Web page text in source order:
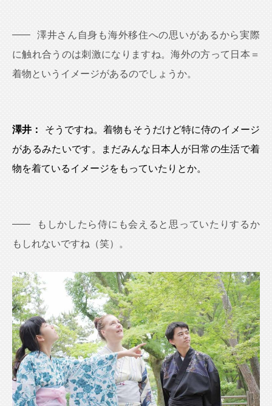
澤井さん自身も海外移住への思いがあるから実際
に触れ合うのは刺激になりますね。海外の方って日本＝
着物というイメージがあるのでしょうか。
澤井：
そうですね。着物もそうだけど特に侍のイメージ
があるみたいです。まだみんな日本人が日常の生活で着
物を着ているイメージをもっていたりとか。
もしかしたら侍にも会えると思っていたりするか
もしれないですね（笑）。